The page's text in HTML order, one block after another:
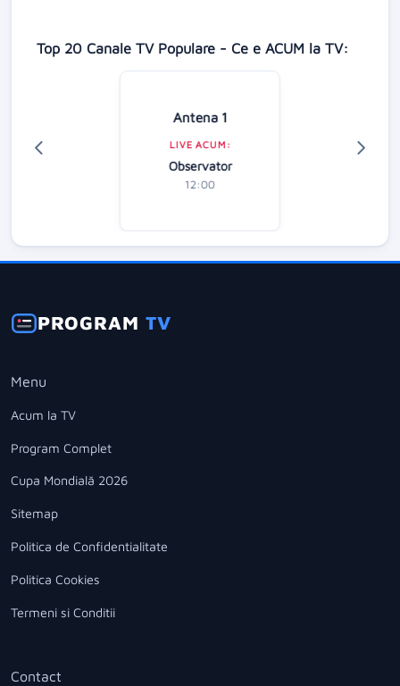
Top 20 Canale TV Populare - Ce e ACUM la TV:
Antena 1
LIVE ACUM:
Observator
12:00
PROGRAMTV
Menu
Acum la TV
Program Complet
Cupa Mondială 2026
Sitemap
Politica de Confidentialitate
Politica Cookies
Termeni si Conditii
Contact